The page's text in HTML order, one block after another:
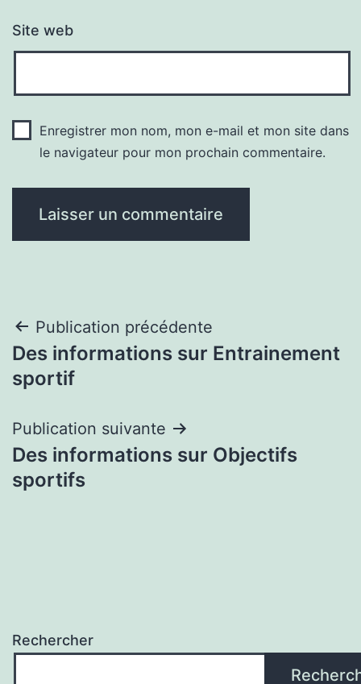
Site web
Enregistrer mon nom, mon e-mail et mon site dans
le navigateur pour mon prochain commentaire.
Navigation
de
Publication précédente
Des informations sur Entrainement
sportif
Publication suivante
Des informations sur Objectifs
sportifs
Rechercher